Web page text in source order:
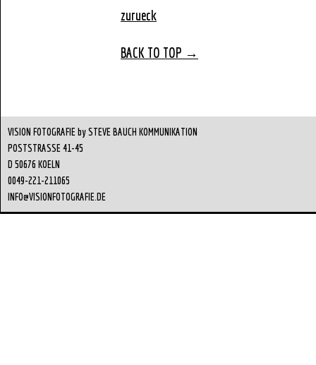
zurueck
BACK TO TOP →
VISION FOTOGRAFIE by STEVE BAUCH KOMMUNIKATION
POSTSTRASSE 41-45
D 50676 KOELN
0049-221-211065
INFO@VISIONFOTOGRAFIE.DE